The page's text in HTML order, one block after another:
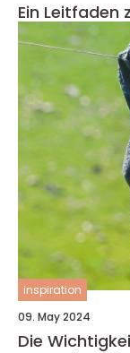
Ein Leitfaden
inspiration
09. May 2024
Die